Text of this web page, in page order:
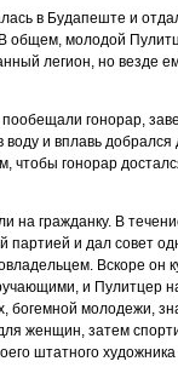
в Будапеште и
общем, молодой
легион, но везде
гонорар,
и вплавь
чтобы гонорар
гражданку. В
и дал совет
Вскоре он
и Пулитцер
богемной молодежи,
женщин, затем
штатного